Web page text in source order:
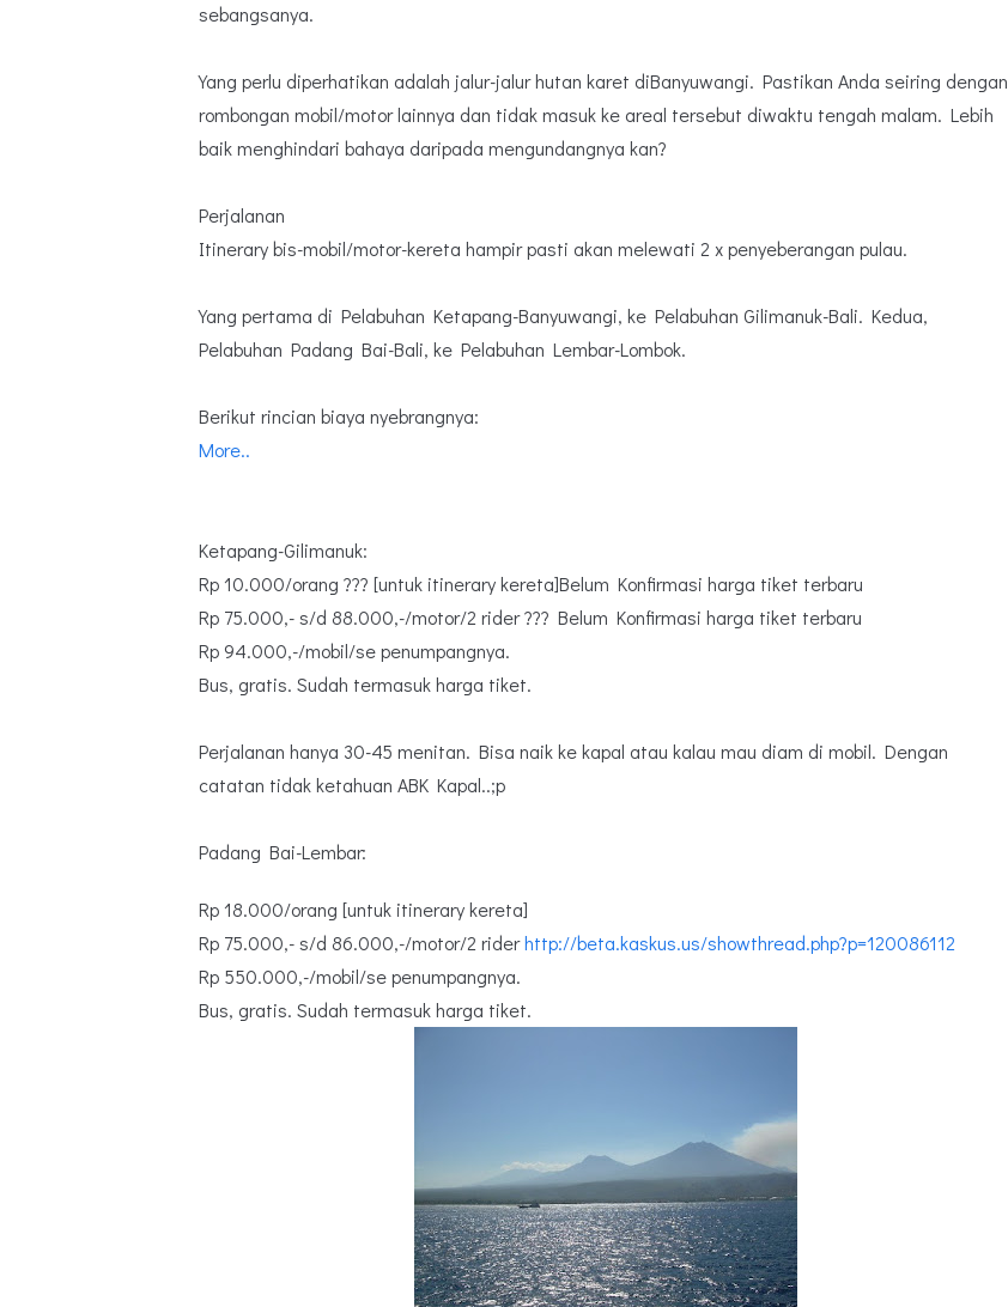
sebangsanya.
Yang perlu diperhatikan adalah jalur-jalur hutan karet diBanyuwangi. Pastikan Anda seiring dengan
rombongan mobil/motor lainnya dan tidak masuk ke areal tersebut diwaktu tengah malam. Lebih
baik menghindari bahaya daripada mengundangnya kan?
Perjalanan
Itinerary bis-mobil/motor-kereta hampir pasti akan melewati 2 x penyeberangan pulau.
Yang pertama di Pelabuhan Ketapang-Banyuwangi, ke Pelabuhan Gilimanuk-Bali. Kedua,
Pelabuhan Padang Bai-Bali, ke Pelabuhan Lembar-Lombok.
Berikut rincian biaya nyebrangnya:
More..
Ketapang-Gilimanuk:
Rp 10.000/orang ??? [untuk itinerary kereta]Belum Konfirmasi harga tiket terbaru
Rp 75.000,- s/d 88.000,-/motor/2 rider ??? Belum Konfirmasi harga tiket terbaru
Rp 94.000,-/mobil/se penumpangnya.
Bus, gratis. Sudah termasuk harga tiket.
Perjalanan hanya 30-45 menitan. Bisa naik ke kapal atau kalau mau diam di mobil. Dengan
catatan tidak ketahuan ABK Kapal..;p
Padang Bai-Lembar:
Rp 18.000/orang [untuk itinerary kereta]
Rp 75.000,- s/d 86.000,-/motor/2 riderhttp://beta.kaskus.us/showthread.php?p=120086112
Rp 550.000,-/mobil/se penumpangnya.
Bus, gratis. Sudah termasuk harga tiket.